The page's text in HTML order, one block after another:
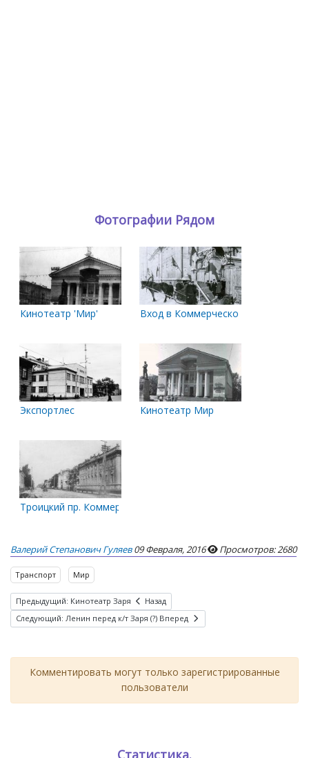
Фотографии Рядом
Кинотеатр 'Мир' Вход в Коммерческое собрание
Экспортлес Кинотеатр Мир
Троицкий пр. Коммерческое собрание
Валерий Степанович Гуляев 09 Февраля, 2016 Просмотров: 2680
Транспорт Мир
Предыдущий: Кинотеатр Заря
Назад
Следующий: Ленин перед к/т Заря (?) Вперед
Комментировать могут только зарегистрированные
пользователи
Статистика.